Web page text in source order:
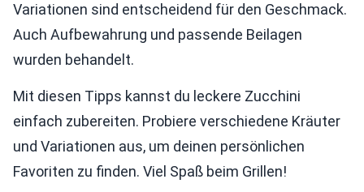
Variationen sind entscheidend für den Geschmack.
Auch Aufbewahrung und passende Beilagen
wurden behandelt.
Mit diesen Tipps kannst du leckere Zucchini
einfach zubereiten. Probiere verschiedene Kräuter
und Variationen aus, um deinen persönlichen
Favoriten zu finden. Viel Spaß beim Grillen!